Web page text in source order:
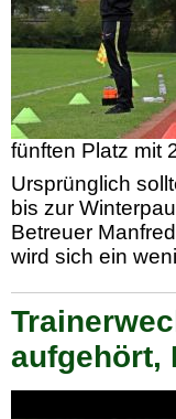
fünften Platz mit
Ursprünglich
bis zur
Betreuer
wird sich ein
aufgehört,